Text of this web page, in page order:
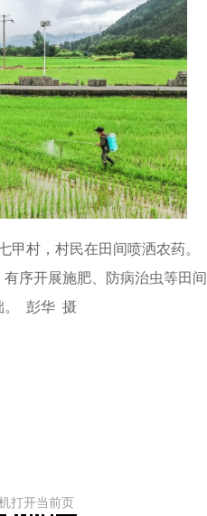
甲村，村民在田间喷洒农药。
序开展施肥、防病治虫等田间
彭华 摄
打开当前页